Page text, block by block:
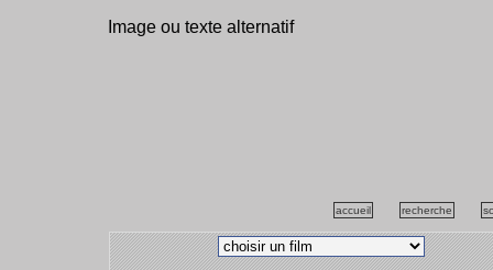
Image ou texte alternatif
accueil recherche